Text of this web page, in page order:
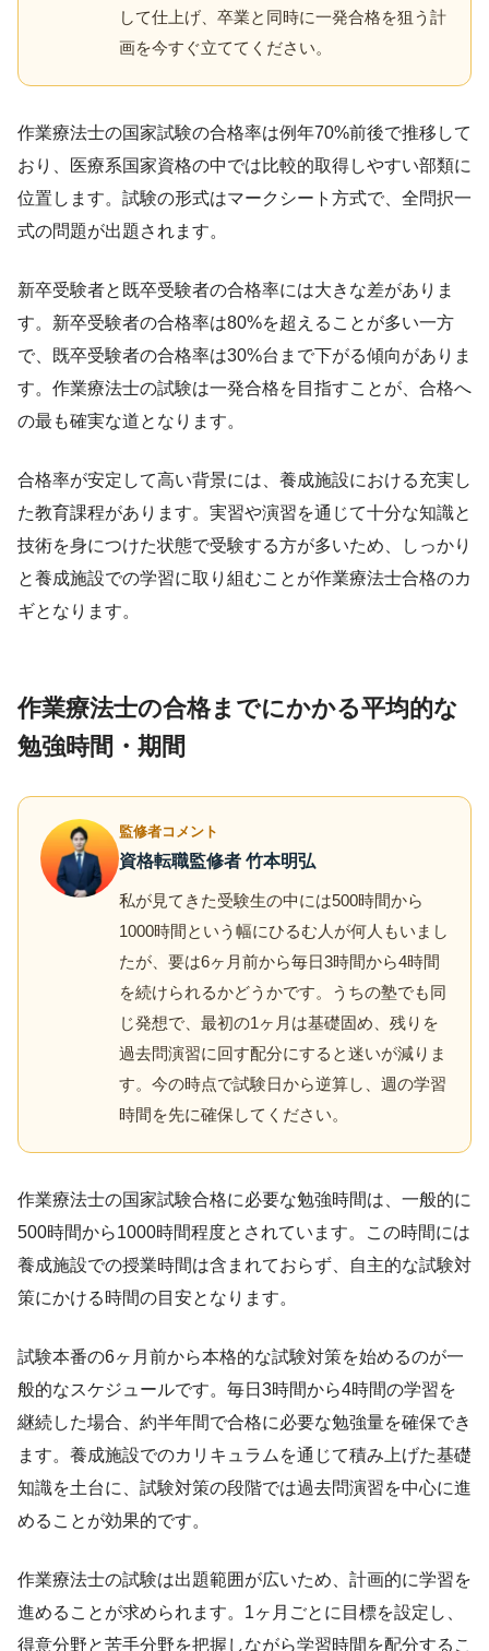
して仕上げ、卒業と同時に一発合格を狙う計
画を今すぐ立ててください。
作業療法士の国家試験の合格率は例年70%前後で推移して
おり、医療系国家資格の中では比較的取得しやすい部類に
位置します。試験の形式はマークシート方式で、全問択一
式の問題が出題されます。
新卒受験者と既卒受験者の合格率には大きな差がありま
す。新卒受験者の合格率は80%を超えることが多い一方
で、既卒受験者の合格率は30%台まで下がる傾向がありま
す。作業療法士の試験は一発合格を目指すことが、合格へ
の最も確実な道となります。
合格率が安定して高い背景には、養成施設における充実し
た教育課程があります。実習や演習を通じて十分な知識と
技術を身につけた状態で受験する方が多いため、しっかり
と養成施設での学習に取り組むことが作業療法士合格のカ
ギとなります。
作業療法士の合格までにかかる平均的な
勉強時間・期間
監修者コメント
資格転職監修者 竹本明弘
私が見てきた受験生の中には500時間から
1000時間という幅にひるむ人が何人もいまし
たが、要は6ヶ月前から毎日3時間から4時間
を続けられるかどうかです。うちの塾でも同
じ発想で、最初の1ヶ月は基礎固め、残りを
過去問演習に回す配分にすると迷いが減りま
す。今の時点で試験日から逆算し、週の学習
時間を先に確保してください。
作業療法士の国家試験合格に必要な勉強時間は、一般的に
500時間から1000時間程度とされています。この時間には
養成施設での授業時間は含まれておらず、自主的な試験対
策にかける時間の目安となります。
試験本番の6ヶ月前から本格的な試験対策を始めるのが一
般的なスケジュールです。毎日3時間から4時間の学習を
継続した場合、約半年間で合格に必要な勉強量を確保でき
ます。養成施設でのカリキュラムを通じて積み上げた基礎
知識を土台に、試験対策の段階では過去問演習を中心に進
めることが効果的です。
作業療法士の試験は出題範囲が広いため、計画的に学習を
進めることが求められます。1ヶ月ごとに目標を設定し、
得意分野と苦手分野を把握しながら学習時間を配分するこ